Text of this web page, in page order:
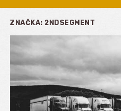
ZNAČKA: 2NDSEGMENT